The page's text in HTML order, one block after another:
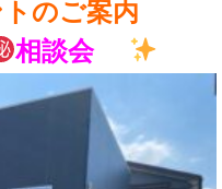
のご案内
相談会